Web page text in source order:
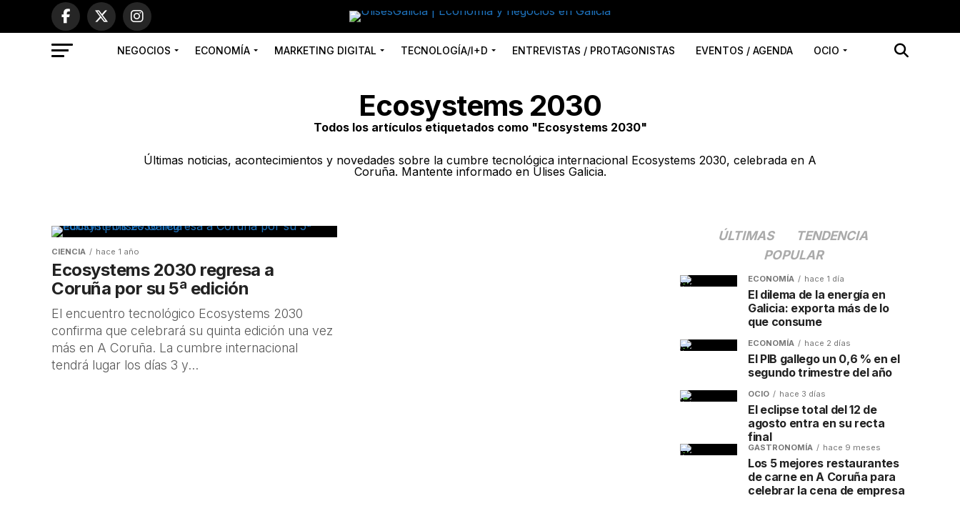
NEGOCIOS ECONOMÍA MARKETING DIGITAL TECNOLOGÍA/I+D ENTREVISTAS / PROTAGONISTAS EVENTOS / AGENDA OCIO
Ecosystems 2030
Todos los artículos etiquetados como "Ecosystems 2030"
Últimas noticias, acontecimientos y novedades sobre la cumbre tecnológica internacional Ecosystems 2030, celebrada en A
Coruña. Mantente informado en Ulises Galicia.
CIENCIA hace 1 año
Ecosystems 2030 regresa a
Coruña por su 5ª edición
El encuentro tecnológico Ecosystems 2030
confirma que celebrará su quinta edición una vez
más en A Coruña. La cumbre internacional
tendrá lugar los días 3 y...
ÚLTIMAS
TENDENCIA
POPULAR
ECONOMÍA hace 1 día
El dilema de la energía en
Galicia: exporta más de lo
que consume
ECONOMÍA hace 2 días
El PIB gallego un 0,6 % en el
segundo trimestre del año
OCIO hace 3 días
El eclipse total del 12 de
agosto entra en su recta
final
GASTRONOMÍA hace 9 meses
Los 5 mejores restaurantes
de carne en A Coruña para
celebrar la cena de empresa